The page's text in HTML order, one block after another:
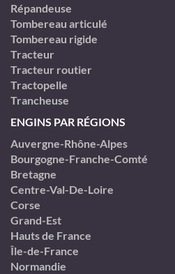
Répandeuse
Tombereau articulé
Tombereau rigide
Tracteur
Tracteur routier
Tractopelle
Trancheuse
ENGINS PAR RÉGIONS
Auvergne-Rhône-Alpes
Bourgogne-Franche-Comté
Bretagne
Centre-Val-De-Loire
Corse
Grand-Est
Hauts de France
Île-de-France
Normandie